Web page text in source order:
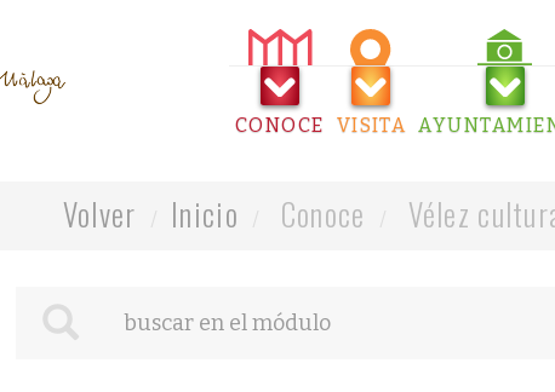
CONOCE VISITA
Volver Inicio Conoce Vélez